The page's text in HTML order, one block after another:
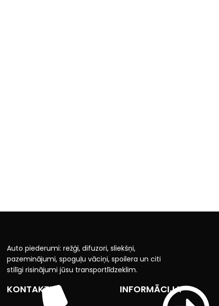
Auto piederumi: režģi, difuzori, sliekšņi,
pazeminājumi, spoguļu vāciņi, spoilera un citi
stilīgi risinājumi jūsu transportlīdzeklim.
KONTAKTI INFORMĀCIJA